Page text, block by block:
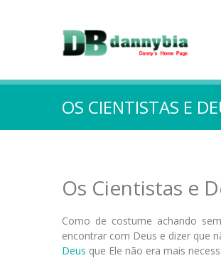
OS CIENTISTAS E
Os Cientistas e
Como de costume achando
encontrar com Deus e dizer que
Deus que Ele não era mais